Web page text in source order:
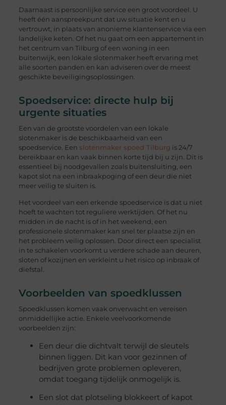
Daarnaast is persoonlijke service een groot voordeel. U
heeft één aanspreekpunt dat uw situatie kent en u
vertrouwt, in plaats van anonieme klantenservice via een
landelijke keten. Of het nu gaat om een appartement in
het centrum van Tilburg of een woning in een
buitenwijk, een lokale slotenmaker heeft ervaring met
alle soorten panden en kan adviseren over de meest
geschikte beveiligingsoplossingen.
Spoedservice: directe hulp bij
urgente situaties
Een van de grootste voordelen van een lokale
slotenmaker is de beschikbaarheid van een
spoedservice. Een slotenmaker spoed Tilburg is 24/7
bereikbaar en kan vaak binnen korte tijd bij u zijn. Dit is
essentieel bij noodgevallen zoals buitensluiting, een
kapot slot na een inbraakpoging of een deur die niet
meer veilig te sluiten is.
Het voordeel van een erkende spoedservice is dat u niet
hoeft te wachten tot reguliere werktijden. Of het nu
midden in de nacht is of in het weekend, een
professionele slotenmaker kan snel ter plaatse zijn en
het probleem veilig oplossen. Door direct een specialist
in te schakelen voorkomt u verdere schade aan deuren,
sloten of kozijnen en verkleint u het risico op inbraak of
diefstal.
Voorbeelden van spoedklussen
Spoedklussen komen vaak onverwacht en vereisen
onmiddellijke actie. Enkele veelvoorkomende
voorbeelden zijn:
Een deur die dichtvalt terwijl de sleutels
binnen liggen. Dit kan voor gezinnen of
bedrijven grote problemen opleveren,
omdat toegang tijdelijk onmogelijk is.
Een slot dat plotseling blokkeert of kapot